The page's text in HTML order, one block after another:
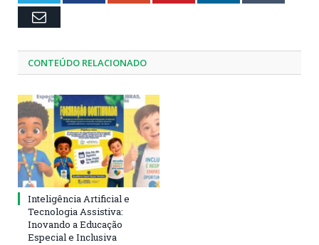
Email
CONTEÚDO RELACIONADO
Inteligência Artificial e
Tecnologia Assistiva:
Inovando a Educação
Especial e Inclusiva